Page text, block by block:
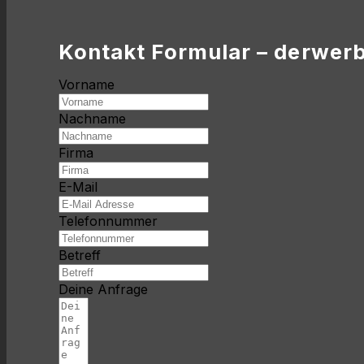
Kontakt Formular –
Vorname
Nachname
Firma
E-Mail
Telefonnummer
Betreff
Deine Anfrage